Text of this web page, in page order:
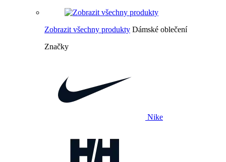
Zobrazit všechny produkty Dámské oblečení
Značky
Nike